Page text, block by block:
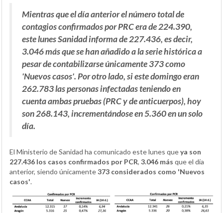
Mientras que el día anterior el número total de
contagios confirmados por PRC era de 224.390,
este lunes Sanidad informa de 227.436, es decir,
3.046 más que se han añadido a la serie histórica a
pesar de contabilizarse únicamente 373 como
'Nuevos casos'. Por otro lado, si este domingo eran
262.783 las personas infectadas teniendo en
cuenta ambas pruebas (PRC y de anticuerpos), hoy
son 268.143, incrementándose en 5.360 en un solo
día.
El Ministerio de Sanidad ha comunicado este lunes queya son
227.436 los casos confirmados por PCR, 3.046 más que el día
anterior, siendo únicamente373 considerados como 'Nuevos
casos'.